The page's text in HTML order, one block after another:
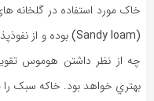
خاک مورد استفاده در گلخانه
(Sandy loam)
بوده و از
چه از نظر داشتن هوموس
بهتري خواهد بود. خاکه سبک